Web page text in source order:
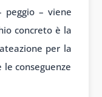
– viene
concreto è la
per la
conseguenze